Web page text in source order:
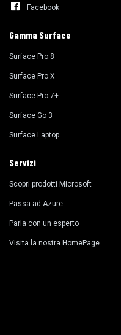
Facebook
Gamma Surface
Surface Pro 8
Surface Pro X
Surface Pro 7+
Surface Go 3
Surface Laptop
Servizi
Scopri prodotti Microsoft
​Passa ad Azure
Parla con un esperto
Visita la nostra HomePage